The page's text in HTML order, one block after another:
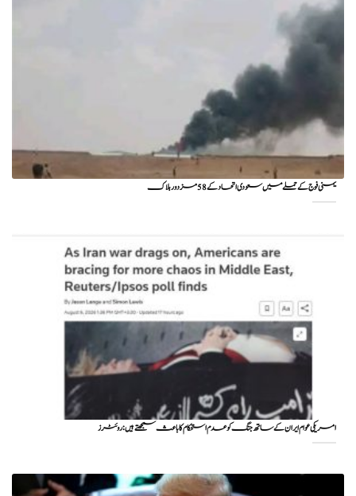
یمنی فوج کے حملے میں سعودی اتحاد کے 58 مزدور ہلاک
امریکی عوام ایران کے ساتھ جنگ کو عدم استحکام کا باعث سمجھتے ہیں: روئٹرز